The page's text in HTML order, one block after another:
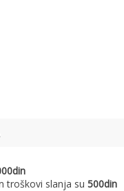
troškovi slanja su 500din